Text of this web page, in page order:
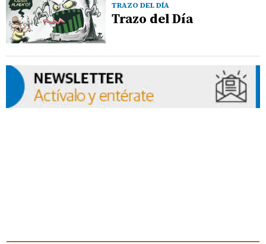
TRAZO DEL DÍA
Trazo del Día